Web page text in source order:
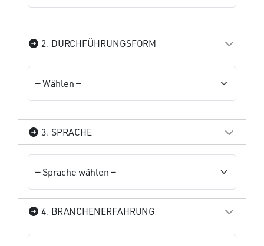
2. DURCHFÜHRUNGSFORM
3. SPRACHE
4. BRANCHENERFAHRUNG